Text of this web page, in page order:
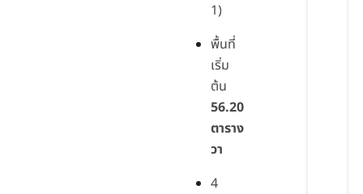
1)
พื้นที่
เริ่ม
ต้น
56.20
ตาราง
วา
4